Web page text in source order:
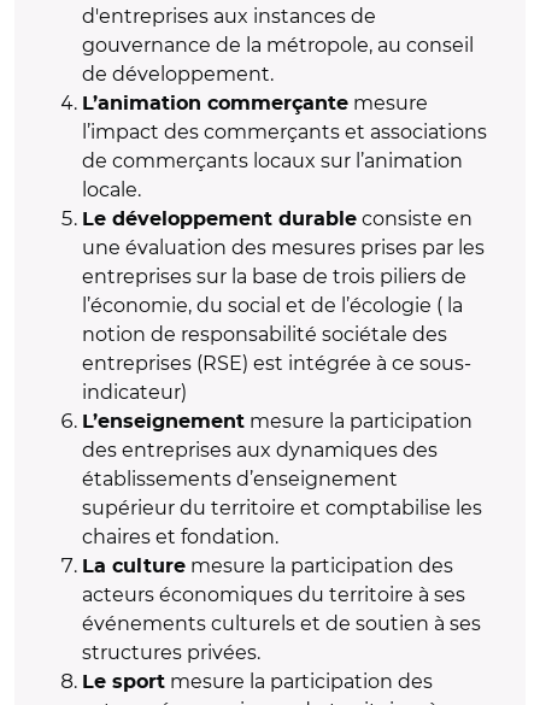
d'entreprises aux instances de
gouvernance de la métropole, au conseil
de développement.
L’animation commerçante mesure
l’impact des commerçants et associations
de commerçants locaux sur l’animation
locale.
Le développement durable consiste en
une évaluation des mesures prises par les
entreprises sur la base de trois piliers de
l’économie, du social et de l’écologie ( la
notion de responsabilité sociétale des
entreprises (RSE) est intégrée à ce sous-
indicateur)
L’enseignement mesure la participation
des entreprises aux dynamiques des
établissements d’enseignement
supérieur du territoire et comptabilise les
chaires et fondation.
La culture mesure la participation des
acteurs économiques du territoire à ses
événements culturels et de soutien à ses
structures privées.
Le sport mesure la participation des